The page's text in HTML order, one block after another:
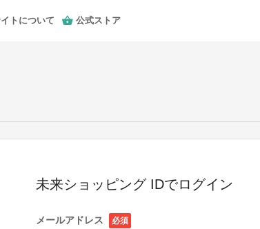
トについて 公式ストア
未来ショッピング IDでログイン
メールアドレス 必須